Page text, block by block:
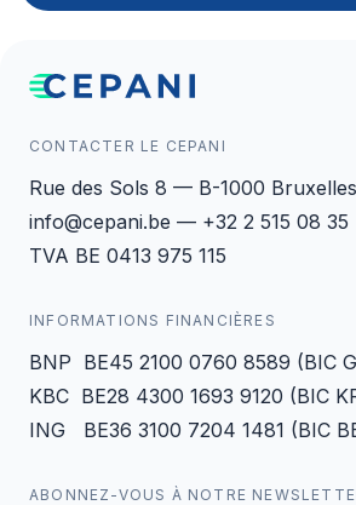
CONTACTER LE CEPANI
Rue des Sols 8 — B-1000 Bruxelles
info@cepani.be — +32 2 515 08 35
TVA BE 0413 975 115
INFORMATIONS FINANCIÈRES
BNP BE45 2100 0760 8589 (BIC
KBC BE28 4300 1693 9120 (BIC
ING BE36 3100 7204 1481 (BIC
ABONNEZ-VOUS À NOTRE